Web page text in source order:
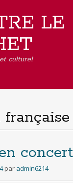
LE
culturel
française
concert
par admin6214